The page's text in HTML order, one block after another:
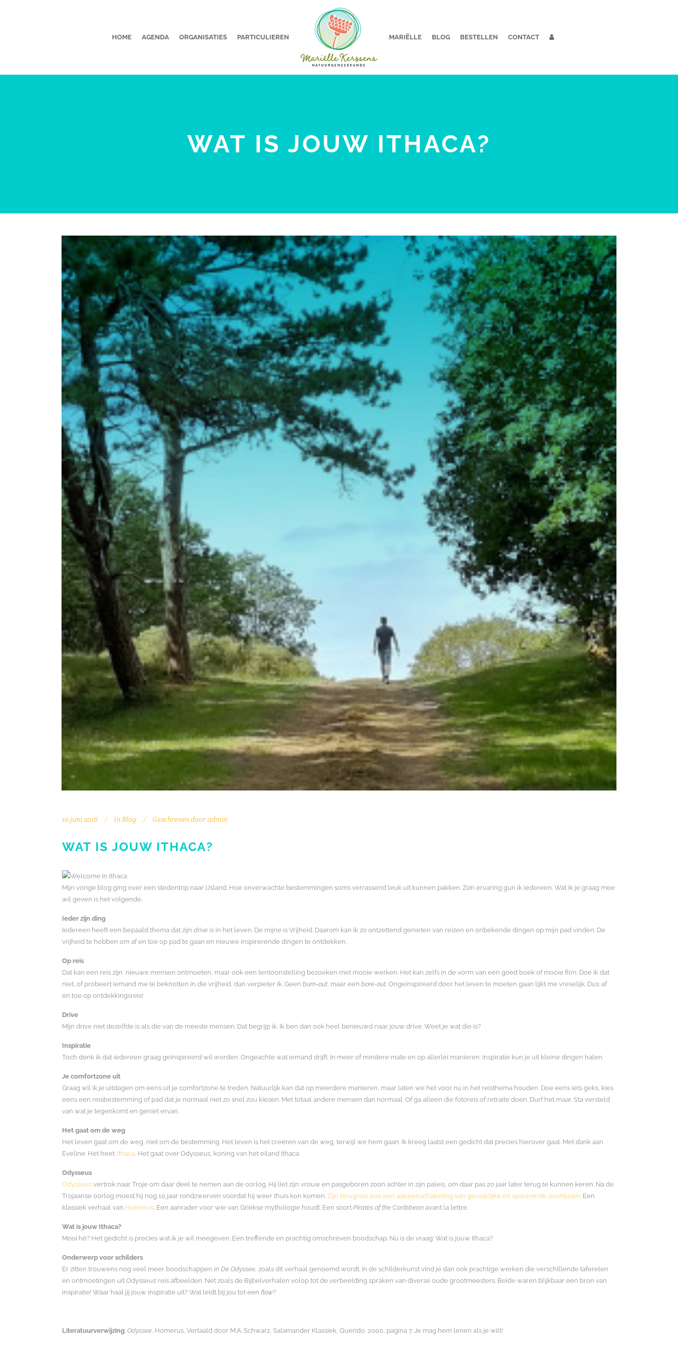
HOME AGENDA ORGANISATIES PARTICULIEREN MARIËLLE BLOG BESTELLEN CONTACT
WAT IS JOUW ITHACA?
10 juni 2016 In Blog Geschreven dooradmin
WAT IS JOUW ITHACA?
Mijn vorige blog ging over een stedentrip naar IJsland. Hoe onverwachte bestemmingen soms verrassend leuk uit kunnen pakken. Zo’n ervaring gun ik iedereen. Wat ik je graag mee
wil geven is het volgende.
Ieder zijn ding
Iedereen heeft een bepaald thema dat zijn drive is in het leven. De mijne is Vrijheid. Daarom kan ik zo ontzettend genieten van reizen en onbekende dingen op mijn pad vinden. De
vrijheid te hebben om af en toe op pad te gaan en nieuwe inspirerende dingen te ontdekken.
Op reis
Dat kan een reis zijn, nieuwe mensen ontmoeten, maar ook een tentoonstelling bezoeken met mooie werken. Het kan zelfs in de vorm van een goed boek of mooie film. Doe ik dat
niet, of probeert iemand me te beknotten in die vrijheid, dan verpieter ik. Geen burn-out, maar een bore-out. Ongeïnspireerd door het leven te moeten gaan lijkt me vreselijk. Dus: af
en toe op ontdekkingsreis!
Drive
Mijn drive niet dezelfde is als die van de meeste mensen. Dat begrijp ik. Ik ben dan ook heel benieuwd naar jouw drive. Weet je wat die is?
Inspiratie
Toch denk ik dat iedereen graag geïnspireerd wil worden. Ongeachte wat iemand drijft. In meer of mindere mate en op allerlei manieren. Inspiratie kun je uit kleine dingen halen.
Je comfortzone uit
Graag wil ik je uitdagen om eens uit je comfortzone te treden. Natuurlijk kan dat op meerdere manieren, maar laten we het voor nu in het reisthema houden. Doe eens iets geks, kies
eens een reisbestemming of pad dat je normaal niet zo snel zou kiezen. Met totaal andere mensen dan normaal. Of ga alleen die fotoreis of retraite doen. Durf het maar. Sta versteld
van wat je tegenkomt en geniet ervan.
Het gaat om de weg
Het leven gaat om de weg, niet om de bestemming. Het leven is het creëren van de weg, terwijl we hem gaan. Ik kreeg laatst een gedicht dat precies hierover gaat. Met dank aan
Eveline. Het heet: Ithaca. Het gaat over Odysseus, koning van het eiland Ithaca.
Odysseus
Odysseus vertrok naar Troje om daar deel te nemen aan de oorlog. Hij liet zijn vrouw en pasgeboren zoon achter in zijn paleis, om daar pas 20 jaar later terug te kunnen keren. Na de
Trojaanse oorlog moest hij nog 10 jaar rondzwerven voordat hij weer thuis kon komen. Zijn terugreis was een aaneenschakeling van gevaarlijke en spannende avonturen. Een
klassiek verhaal van Homerus. Een aanrader voor wie van Griekse mythologie houdt. Een soort Pirates of the Caribbean avant la lettre.
Wat is jouw Ithaca?
Mooi hè? Het gedicht is precies wat ik je wil meegeven. Een treffende en prachtig omschreven boodschap. Nu is de vraag: Wat is jouw Ithaca?
Onderwerp voor schilders
Er zitten trouwens nog veel meer boodschappen in De Odyssee, zoals dit verhaal genoemd wordt. In de schilderkunst vind je dan ook prachtige werken die verschillende taferelen
en ontmoetingen uit Odysseus’ reis afbeelden. Net zoals de Bijbelverhalen volop tot de verbeelding spraken van diverse oude grootmeesters. Beide waren blijkbaar een bron van
inspiratie! Waar haal jij jouw inspiratie uit? Wat leidt bij jou tot een flow?
Literatuurverwijzing: Odyssee, Homerus, Vertaald door M.A. Schwarz, Salamander Klassiek, Querido, 2000, pagina 7. Je mag hem lenen als je wilt!